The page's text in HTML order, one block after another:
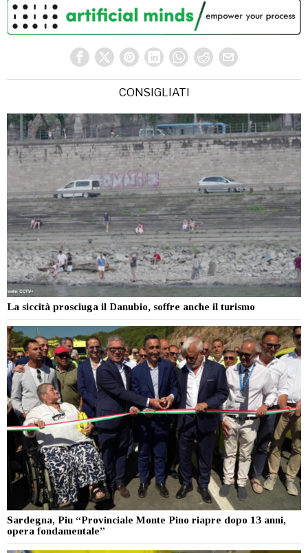
CONSIGLIATI
La siccità prosciuga il Danubio, soffre anche il turismo
Sardegna, Piu “Provinciale Monte Pino riapre dopo 13 anni,
opera fondamentale”